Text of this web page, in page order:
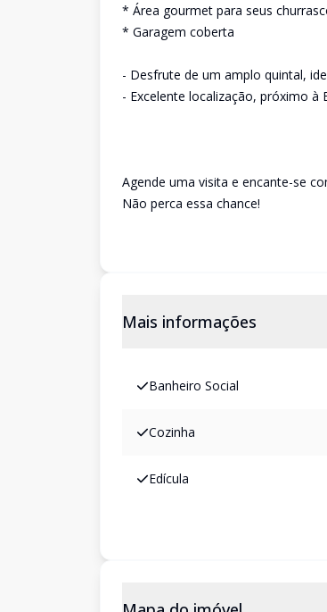
* Área gourmet para seus
* Garagem coberta
- Desfrute de um amplo quintal,
- Excelente localização, próximo à
Agende uma visita e encante-se
Não perca essa chance!
Mais informações
Banheiro Social
Cozinha
Edícula